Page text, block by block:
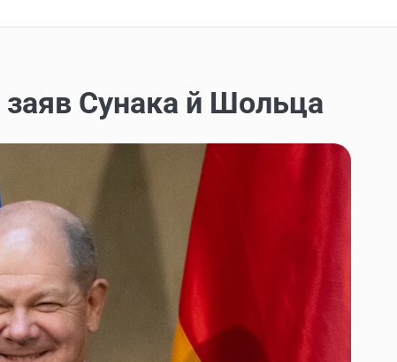
заяв Сунака й Шольца